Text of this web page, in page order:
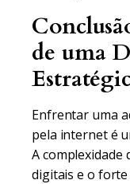
de uma
Enfrentar uma
pela internet é
A complexidade
digitais e o forte